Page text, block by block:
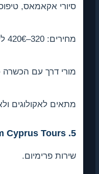
אקאמאס, טיפוס
320–420€ ליום.
דרך עם הכשרה
לאקולוגים ולאוהבי
פרימיום.